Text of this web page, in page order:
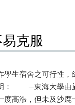
克服
生宿舍之可行性
： ─東海大學由
高漲，但未及沙